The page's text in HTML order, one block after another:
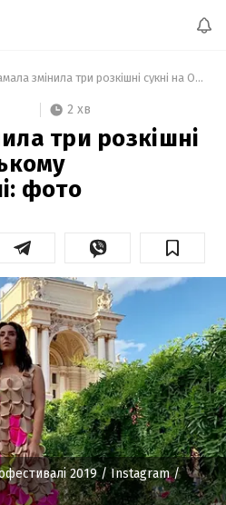
Джамала змінила три розкішні сукні на Одеському кінофестивалі: фото
2 хв
три розкішні
фото
2019/ Instagram /